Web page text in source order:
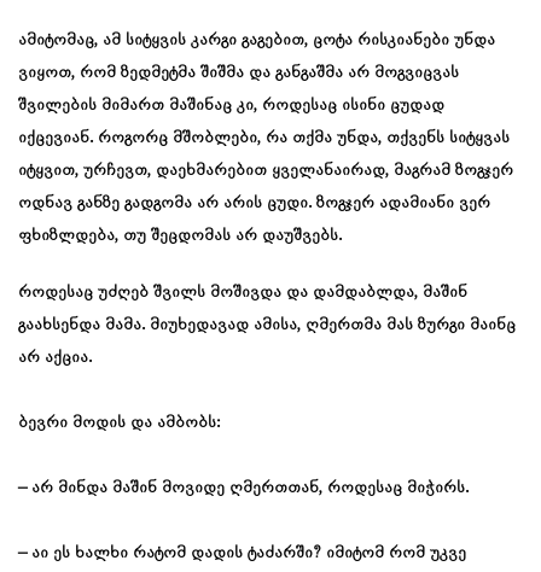
ამიტომაც, ამ სიტყვის კარგი გაგებით, ცოტა რისკიანები უნდა
ვიყოთ, რომ ზედმეტმა შიშმა და განგაშმა არ მოგვიცვას
შვილების მიმართ მაშინაც კი, როდესაც ისინი ცუდად
იქცევიან. როგორც მშობლები, რა თქმა უნდა, თქვენს სიტყვას
იტყვით, ურჩევთ, დაეხმარებით ყველანაირად, მაგრამ ზოგჯერ
ოდნავ განზე გადგომა არ არის ცუდი. ზოგჯერ ადამიანი ვერ
ფხიზლდება, თუ შეცდომას არ დაუშვებს.
როდესაც უძღებ შვილს მოშივდა და დამდაბლდა, მაშინ
გაახსენდა მამა. მიუხედავად ამისა, ღმერთმა მას ზურგი მაინც
არ აქცია.
ბევრი მოდის და ამბობს:
– არ მინდა მაშინ მოვიდე ღმერთთან, როდესაც მიჭირს.
– აი ეს ხალხი რატომ დადის ტაძარში? იმიტომ რომ უკვე